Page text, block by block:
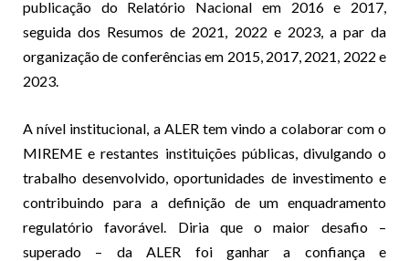
publicação do Relatório Nacional em 2016 e 2017,
seguida dos Resumos de 2021, 2022 e 2023, a par da
organização de conferências em 2015, 2017, 2021, 2022 e
2023.
A nível institucional, a ALER tem vindo a colaborar com o
MIREME e restantes instituições públicas, divulgando o
trabalho desenvolvido, oportunidades de investimento e
contribuindo para a definição de um enquadramento
regulatório favorável. Diria que o maior desafio –
superado – da ALER foi ganhar a confiança e